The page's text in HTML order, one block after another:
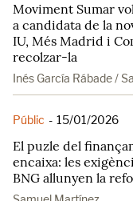
Moviment Sumar
a candidata de la
IU, Més Madrid i
recolzar-la
Inés García Rábade /
Públic - 15/01/2026
El puzle del
encaixa: les
BNG allunyen la